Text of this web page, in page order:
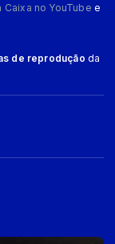
Caixa no YouTube e
de reprodução da